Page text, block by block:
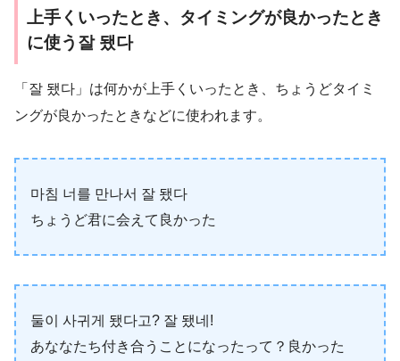
上手くいったとき、タイミングが良かったとき
に使う잘 됐다
「잘 됐다」は何かが上手くいったとき、ちょうどタイミ
ングが良かったときなどに使われます。
마침 너를 만나서 잘 됐다
ちょうど君に会えて良かった
둘이 사귀게 됐다고? 잘 됐네!
あななたち付き合うことになったって？良かった